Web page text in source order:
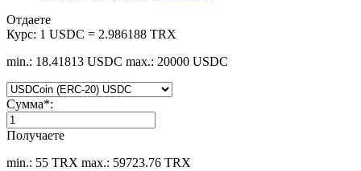
Отдаете
Курс: 1 USDC = 2.986188 TRX
min.: 18.41813 USDC max.: 20000 USDC
Сумма*:
Получаете
min.: 55 TRX max.: 59723.76 TRX